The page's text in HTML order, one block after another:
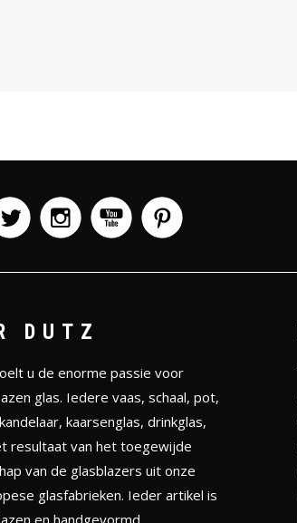
DUTZ
u de enorme passie voor
glas. Iedere vaas, schaal, pot,
kaarsenglas, drinkglas,
resultaat van het toegewijde
van de glasblazers uit onze
glasfabrieken. Ieder artikel is
en handgevormd.